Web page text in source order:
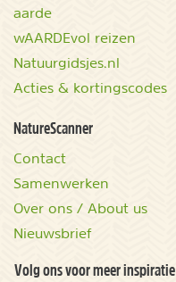
aarde
wAARDEvol reizen
Natuurgidsjes.nl
Acties & kortingscodes
NatureScanner
Contact
Samenwerken
Over ons / About us
Nieuwsbrief
Volg ons voor meer inspiratie